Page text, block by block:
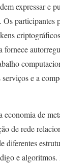
expressar e
participantes
fornece
e a
economia de
de rede
diferentes
e algoritmos.